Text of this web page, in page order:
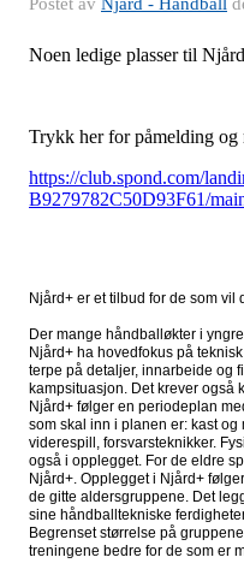
Postet av Njård - Håndball
Noen ledige plasser til
Trykk her for påmelding og
https://club.spond.com/
B9279782C50D93F61/
Njård+ er et tilbud for de som vil
Der mange håndballøkter i
Njård+ ha hovedfokus på
terpe på detaljer, innarbeide og
kampsituasjon. Det krever også
Njård+ følger en periodeplan
som skal inn i planen er: kast og
viderespill, forsvarsteknikker.
også i opplegget. For de eldre
Njård+. Opplegget i Njård+
de gitte aldersgruppene. Det
sine håndballtekniske
Begrenset størrelse på
treningene bedre for de som er